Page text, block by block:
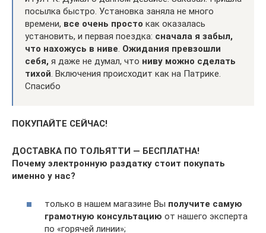
посылка быстро. Установка заняла не много
времени, все очень просто как оказалась
установить, и первая поездка: сначала я забыл,
что нахожусь в ниве. Ожидания превзошли
себя, я даже не думал, что ниву можно сделать
тихой. Включения происходит как на Патрике.
Спасибо
ПОКУПАЙТЕ СЕЙЧАС!
ДОСТАВКА ПО ТОЛЬЯТТИ — БЕСПЛАТНА!
Почему электронную раздатку стоит покупать
именно у нас?
только в нашем магазине Вы получите самую
грамотную консультацию от нашего эксперта
по «горячей линии»;